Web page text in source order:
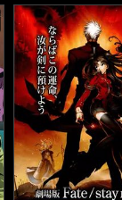
Iron Man and His
e Friends พากย์ไ